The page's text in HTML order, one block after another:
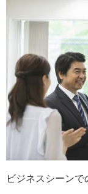
ビジネスシーンで